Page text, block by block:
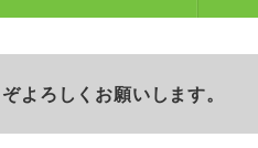
よろしくお願いします。